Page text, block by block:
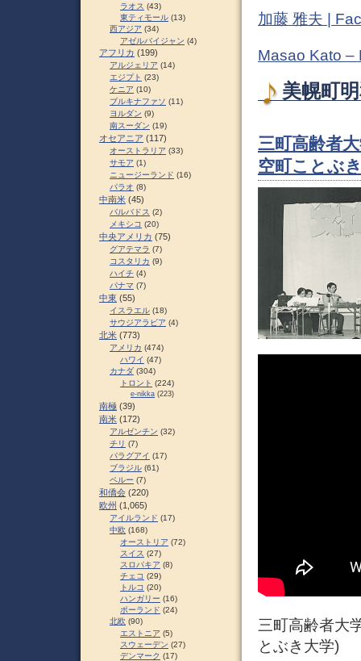
加藤 雅夫 |
Masao Kato –
美幌町
三町高齢者
空町ことぶ
三町高齢者大
とぶき大学)
ラオス (43)
東ティモール (13)
西アジア (34)
アゼルバイジャン (4)
アフリカ (199)
アルジェリア (14)
エジプト (23)
ケニア (10)
ブルキナファソ (11)
ヨルダン (9)
南スーダン (19)
オセアニア (117)
オーストラリア (33)
サモア (1)
ニュージーランド (16)
パラオ (8)
中南米 (45)
バルバドス (2)
メキシコ (20)
中央アメリカ (75)
グアテマラ (7)
コスタリカ (9)
ハイチ (4)
パナマ (7)
中東 (55)
イスラエル (18)
サウジアラビア (4)
北米 (773)
アメリカ (474)
ハワイ (47)
カナダ (304)
トロント (224)
e-nikka (223)
南極 (39)
南米 (172)
アルゼンチン (32)
チリ (7)
パラグアイ (17)
ブラジル (61)
ペルー (7)
和僑会 (220)
欧州 (1,065)
アイルランド (17)
中欧 (168)
オーストリア (72)
スイス (27)
スロパキア (8)
チェコ (29)
トルコ (20)
ハンガリー (16)
ポーランド (24)
北欧 (90)
エストニア (5)
スウェーデン (27)
デンマーク (17)